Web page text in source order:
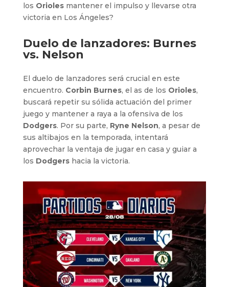
los Orioles mantener el impulso y llevarse otra
victoria en Los Ángeles?
Duelo de lanzadores: Burnes
vs. Nelson
El duelo de lanzadores será crucial en este
encuentro. Corbin Burnes, el as de los Orioles,
buscará repetir su sólida actuación del primer
juego y mantener a raya a la ofensiva de los
Dodgers. Por su parte, Ryne Nelson, a pesar de
sus altibajos en la temporada, intentará
aprovechar la ventaja de jugar en casa y guiar a
los Dodgershacia la victoria.